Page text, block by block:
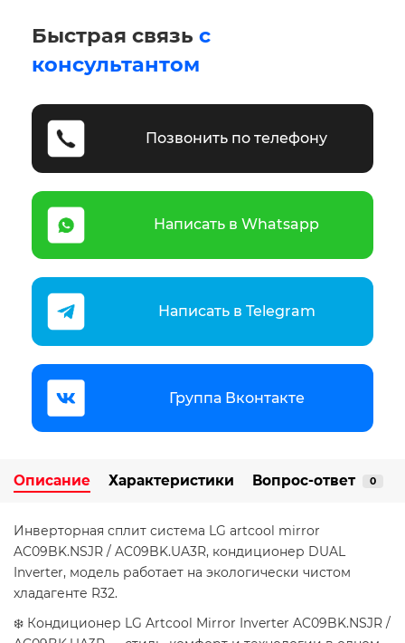
Быстрая связь с
консультантом
Позвонить по телефону
Написать в Whatsapp
Написать в Telegram
Группа Вконтакте
Описание Характеристики Вопрос-ответ 0
Инверторная сплит система LG artcool mirror
AC09BK.NSJR / AC09BK.UA3R, кондиционер DUAL
Inverter, модель работает на экологически чистом
хладагенте R32.
❄️ Кондиционер LG Artcool Mirror Inverter AC09BK.NSJR /